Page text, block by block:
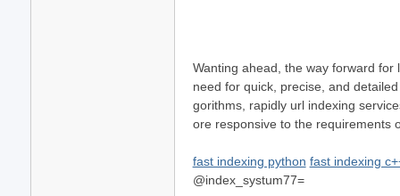
Wanting ahead, the way forward
need for quick, precise, and
gorithms, rapidly url indexing
ore responsive to the requirements
fast indexing python fast indexing
@index_systum77=